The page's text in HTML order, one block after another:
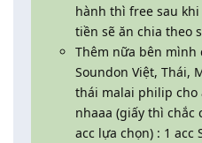
hành thì free sau
tiền sẽ ăn chia theo
Thêm nữa bên mình
Soundon Việt, Thái,
thái malai philip
nhaaa (giấy thì chắc
acc lựa chọn) : 1 acc